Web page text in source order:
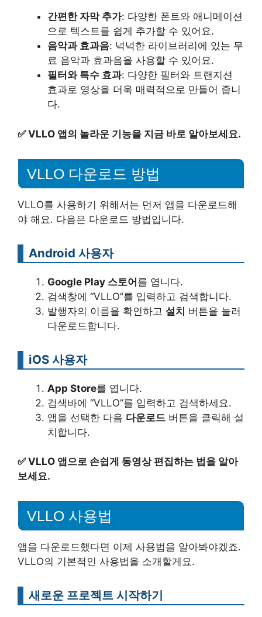
간편한 자막 추가: 다양한 폰트와 애니메이션
으로 텍스트를 쉽게 추가할 수 있어요.
음악과 효과음: 넉넉한 라이브러리에 있는 무
료 음악과 효과음을 사용할 수 있어요.
필터와 특수 효과: 다양한 필터와 트랜지션
효과로 영상을 더욱 매력적으로 만들어 줍니
다.
✅VLLO 앱의 놀라운 기능을 지금 바로 알아보세요.
VLLO 다운로드 방법
VLLO를 사용하기 위해서는 먼저 앱을 다운로드해
야 해요. 다음은 다운로드 방법입니다.
Android 사용자
Google Play 스토어를 엽니다.
검색창에 “VLLO”를 입력하고 검색합니다.
발행자의 이름을 확인하고 설치 버튼을 눌러
다운로드합니다.
iOS 사용자
App Store를 엽니다.
검색바에 “VLLO”를 입력하고 검색하세요.
앱을 선택한 다음 다운로드 버튼을 클릭해 설
치합니다.
✅VLLO 앱으로 손쉽게 동영상 편집하는 법을 알아
보세요.
VLLO 사용법
앱을 다운로드했다면 이제 사용법을 알아봐야겠죠.
VLLO의 기본적인 사용법을 소개할게요.
새로운 프로젝트 시작하기